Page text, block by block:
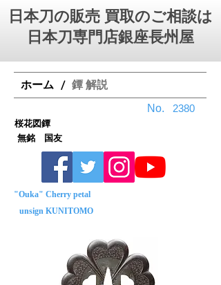
日本刀の販売 買取のご相談は
日本刀専門店銀座⻑州屋
ホーム / 鐔 解説
No.
無銘 国友
"Ouka" Cherry petal
unsign KUNITOMO
桜花図鐔
2380